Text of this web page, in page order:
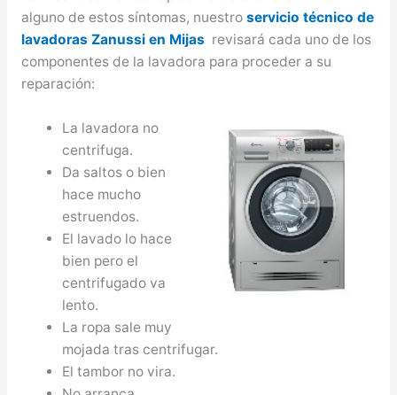
alguno de estos síntomas, nuestro servicio técnico de
lavadoras Zanussi en Mijas revisará cada uno de los
componentes de la lavadora para proceder a su
reparación:
La lavadora no
centrifuga.
Da saltos o bien
hace mucho
estruendos.
El lavado lo hace
bien pero el
centrifugado va
lento.
La ropa sale muy
mojada tras centrifugar.
El tambor no vira.